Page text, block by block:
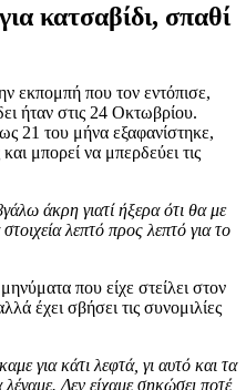
κατσαβίδι, σπαθί
εκπομπή που τον εντόπισε,
ήταν στις 24 Οκτωβρίου.
21 του μήνα εξαφανίστηκε,
μπορεί να μπερδεύει τις
άκρη γιατί ήξερα ότι θα με
λεπτό προς λεπτό για το
που είχε στείλει στον
έχει σβήσει τις συνομιλίες
για κάτι λεφτά, γι αυτό και τα
Δεν είχαμε σηκώσει ποτέ